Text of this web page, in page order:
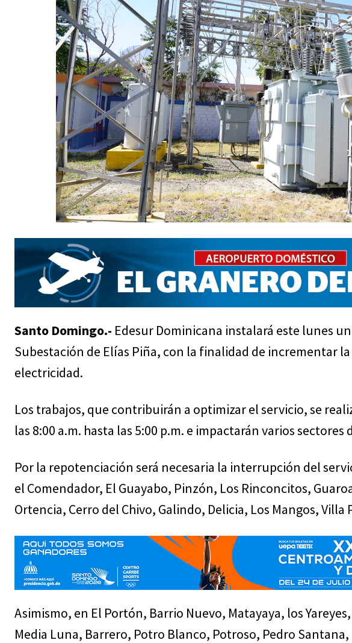
Santo Domingo.- Edesur Dominicana instalará este lunes
Subestación de Elías Piña, con la finalidad de incrementar
electricidad.
Los trabajos, que contribuirán a optimizar el servicio, se
las 8:00 a.m. hasta las 5:00 p.m. e impactarán varios
Por la repotenciación será necesaria la interrupción del
el Comendador, El Guayabo, Pinzón, Los Rinconcitos,
Ortencia, Cerro del Chivo, Galindo, Delicia, Los Mangos, Villa
Asimismo, en El Portón, Barrio Nuevo, Matayaya, los
Media Luna, Barrero, Potro Blanco, Potroso, Pedro